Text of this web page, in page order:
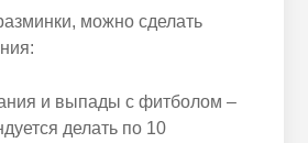
можно сделать
и выпады с фитболом –
делать по 10